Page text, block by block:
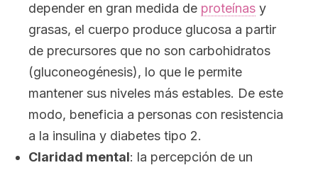
depender en gran medida de proteínas y
grasas, el cuerpo produce glucosa a partir
de precursores que no son carbohidratos
(gluconeogénesis), lo que le permite
mantener sus niveles más estables. De este
modo, beneficia a personas con resistencia
a la insulina y diabetes tipo 2.
Claridad mental: la percepción de un